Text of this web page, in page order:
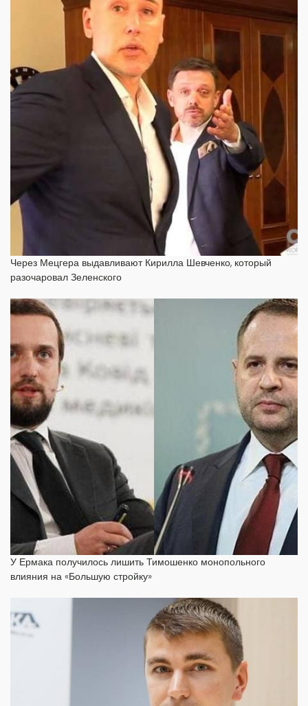
Через Мецгера выдавливают Кирилла Шевченко, который
разочаровал Зеленского
У Ермака получилось лишить Тимошенко монопольного
влияния на «Большую стройку»